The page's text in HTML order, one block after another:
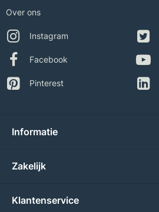
Over ons
Instagram
Facebook
Pinterest
Informatie
Zakelijk
Klantenservice